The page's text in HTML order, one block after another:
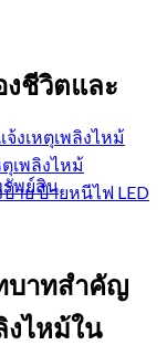
งเหตุเพลิงไหม้
เพลิงไหม้
าย ป้ายหนีไฟ LED
งชีวิตและ
บาทสำคัญ
งไหม้ใน